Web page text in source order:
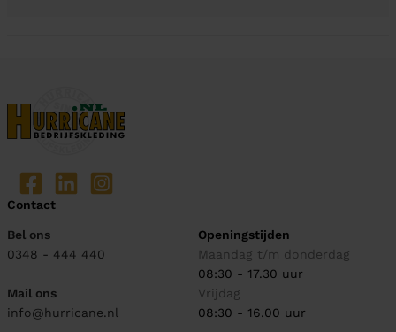
Contact
Bel ons
0348 - 444 440
Mail ons
info@hurricane.nl
Openingstijden
Maandag t/m donderdag
08:30 - 17.30 uur
Vrijdag
08:30 - 16.00 uur